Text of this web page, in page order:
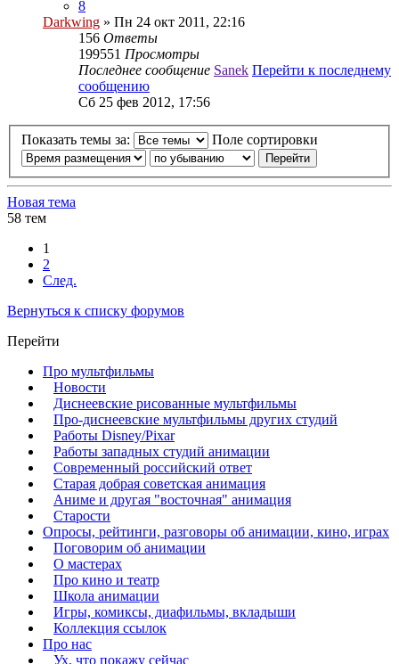
8
Darkwing » Пн 24 окт 2011, 22:16
156 Ответы
199551 Просмотры
Последнее сообщение Sanek Перейти к последнему
сообщению
Сб 25 фев 2012, 17:56
Показать темы за: Поле сортировки
Новая тема
58 тем
1
2
След.
Вернуться к списку форумов
Перейти
Про мультфильмы
Новости
Диснеевские рисованные мультфильмы
Про-диснеевские мультфильмы других студий
Работы Disney/Pixar
Работы западных студий анимации
Современный российский ответ
Старая добрая советская анимация
Аниме и другая "восточная" анимация
Старости
Опросы, рейтинги, разговоры об анимации, кино, играх
Поговорим об анимации
О мастерах
Про кино и театр
Школа анимации
Игры, комиксы, диафильмы, вкладыши
Коллекция ссылок
Про нас
Ух, что покажу сейчас